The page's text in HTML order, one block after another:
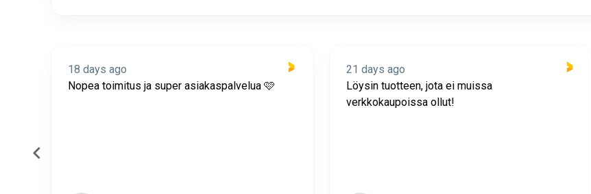
18 days ago
Nopea toimitus ja super asiakaspalvelua 🩷
21 days ago
Löysin tuotteen, jota ei muissa
verkkokaupoissa ollut!